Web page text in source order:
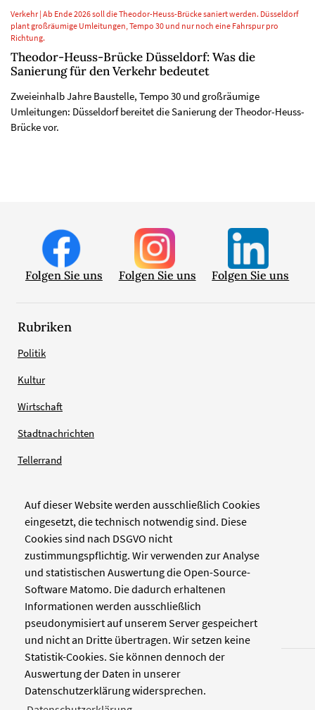
Auf dieser Website werden ausschließlich Cookies
eingesetzt, die technisch notwendig sind. Diese
Cookies sind nach DSGVO nicht
zustimmungspflichtig. Wir verwenden zur Analyse
und statistischen Auswertung die Open-Source-
Software Matomo. Die dadurch erhaltenen
Informationen werden ausschließlich
pseudonymisiert auf unserem Server gespeichert
und nicht an Dritte übertragen. Wir setzen keine
Statistik-Cookies. Sie können dennoch der
Auswertung der Daten in unserer
Datenschutzerklärung widersprechen.
Verkehr | Ab Ende 2026 soll die Theodor-Heuss-Brücke saniert werden. Düsseldorf
plant großräumige Umleitungen, Tempo 30 und nur noch eine Fahrspur pro
Richtung.
Theodor-Heuss-Brücke Düsseldorf: Was die
Sanierung für den Verkehr bedeutet
Zweieinhalb Jahre Baustelle, Tempo 30 und großräumige
Umleitungen: Düsseldorf bereitet die Sanierung der Theodor-Heuss-
Brücke vor.
Folgen Sie uns Folgen Sie uns Folgen Sie uns
Rubriken
Politik
Kultur
Wirtschaft
Stadtnachrichten
Tellerrand
Verlag
Pinienstraße 2
40233 Düsseldorf
www.zellwerk.com